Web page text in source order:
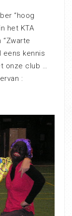
“hoog
het KTA
eens kennis
onze club …
: